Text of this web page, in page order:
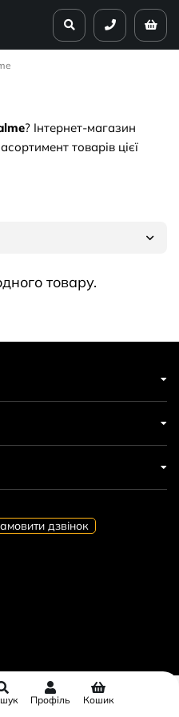
? Інтернет-магазин
товарів цієї
та гарантія.
замовляйте Realme
товару.
дзвінок
Профіль Кошик